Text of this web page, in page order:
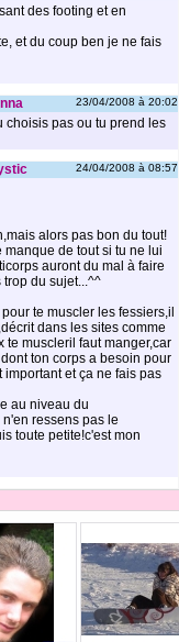
des footing et en
et du coup ben je ne fais
23/04/2008 à 20:02
choisis pas ou tu prend les
24/04/2008 à 08:57
alors pas bon du tout!
de tout si tu ne lui
auront du mal à faire
du sujet...^^
te muscler les fessiers,il
dans les sites comme
te muscleril faut manger,car
ton corps a besoin pour
et ça ne fais pas
au niveau du
ressens pas le
toute petite!c'est mon